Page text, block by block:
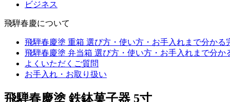
ビジネス
飛騨春慶について
飛騨春慶塗 重箱 選び方・使い方・お手入れまで分かる
飛騨春慶塗 弁当箱 選び方・使い方・お手入れまで分か
よくいただくご質問
お手入れ・お取り扱い
飛騨春慶塗 鉄鉢菓子器 5寸